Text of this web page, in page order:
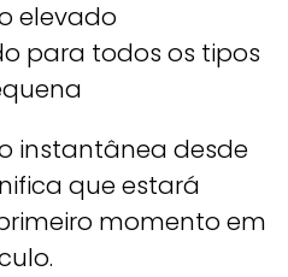
elevado
para todos os tipos
instantânea desde
que estará
momento em